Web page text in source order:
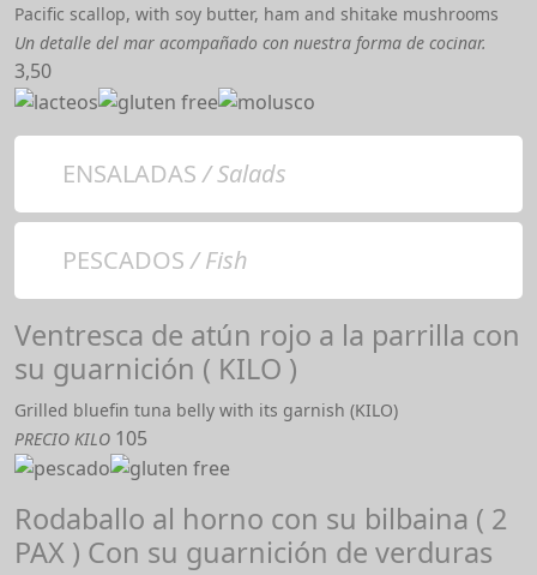
Pacific scallop, with soy butter, ham and shitake mushrooms
Un detalle del mar acompañado con nuestra forma de cocinar.
3,50
ENSALADAS/ Salads
PESCADOS/ Fish
Ventresca de atún rojo a la parrilla con
su guarnición ( KILO )
Grilled bluefin tuna belly with its garnish (KILO)
PRECIO KILO 105
Rodaballo al horno con su bilbaina ( 2
PAX ) Con su guarnición de verduras